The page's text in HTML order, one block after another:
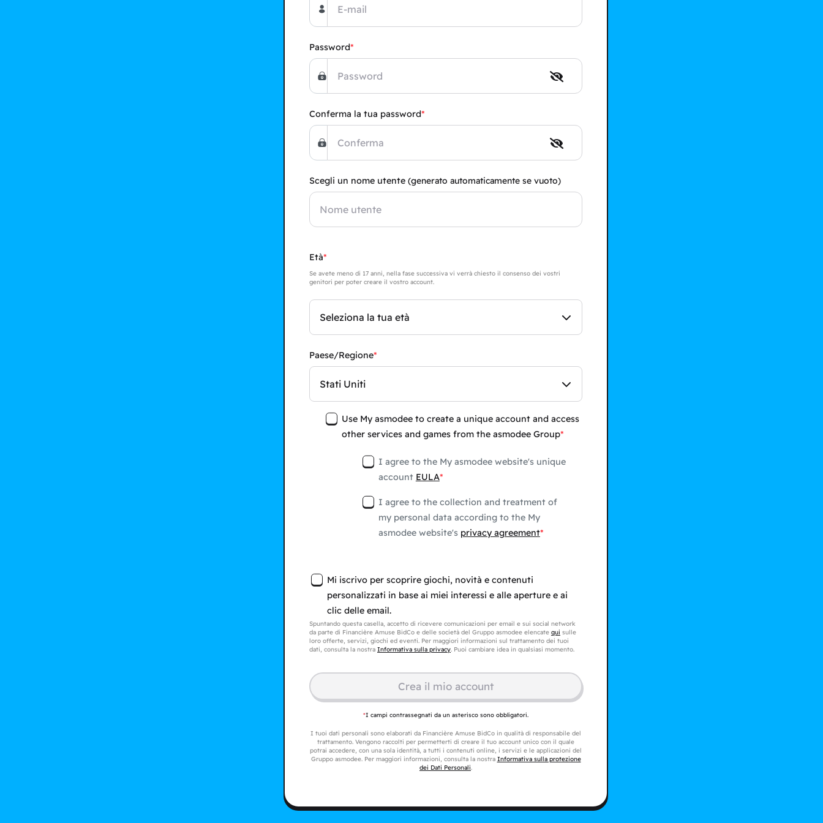
Password
Conferma la tua password
Scegli un nome utente (generato automaticamente se vuoto)
Età
Se avete meno di 17 anni, nella fase successiva vi verrà chiesto il consenso dei vostri
genitori per poter creare il vostro account.
Seleziona la tua età
Paese/Regione
Stati Uniti
Use My asmodee to create a unique account and access
other services and games from the asmodee Group
I agree to the My asmodee website's unique
account EULA
I agree to the collection and treatment of
my personal data according to the My
asmodee website's privacy agreement
Mi iscrivo per scoprire giochi, novità e contenuti
personalizzati in base ai miei interessi e alle aperture e ai
clic delle email.
Spuntando questa casella, accetto di ricevere comunicazioni per email e sui social network
da parte di Financière Amuse BidCo e delle società del Gruppo asmodee elencate qui sulle
loro offerte, servizi, giochi ed eventi. Per maggiori informazioni sul trattamento dei tuoi
dati, consulta la nostra Informativa sulla privacy. Puoi cambiare idea in qualsiasi momento.
Crea il mio account
*I campi contrassegnati da un asterisco sono obbligatori.
I tuoi dati personali sono elaborati da Financière Amuse BidCo in qualità di responsabile del
trattamento. Vengono raccolti per permetterti di creare il tuo account unico con il quale
potrai accedere, con una sola identità, a tutti i contenuti online, i servizi e le applicazioni del
Gruppo asmodee. Per maggiori informazioni, consulta la nostra Informativa sulla protezione
dei Dati Personali.